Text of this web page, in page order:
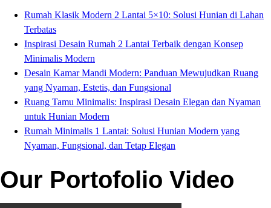
Rumah Klasik Modern 2 Lantai 5×10: Solusi Hunian di Lahan
Terbatas
Inspirasi Desain Rumah 2 Lantai Terbaik dengan Konsep
Minimalis Modern
Desain Kamar Mandi Modern: Panduan Mewujudkan Ruang
yang Nyaman, Estetis, dan Fungsional
Ruang Tamu Minimalis: Inspirasi Desain Elegan dan Nyaman
untuk Hunian Modern
Rumah Minimalis 1 Lantai: Solusi Hunian Modern yang
Nyaman, Fungsional, dan Tetap Elegan
Our Portofolio Video